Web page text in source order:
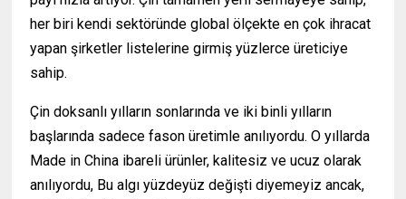
her biri kendi sektöründe global ölçekte en çok ihracat
yapan şirketler listelerine girmiş yüzlerce üreticiye
sahip.
Çin doksanlı yılların sonlarında ve iki binli yılların
başlarında sadece fason üretimle anılıyordu. O yıllarda
Made in China ibareli ürünler, kalitesiz ve ucuz olarak
anılıyordu, Bu algı yüzdeyüz değişti diyemeyiz ancak,